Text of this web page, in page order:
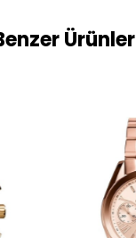
Ürünler